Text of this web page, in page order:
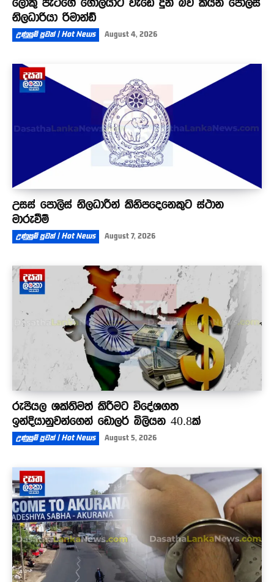
නිලධාරියා රිමාන්ඩ්
උණුසුම් පුවත් | Hot News August 4, 2026
උසස් පොලිස් නිලධාරීන් කිහිපදෙනෙකුට ස්ථාන
මාරුවීම්
උණුසුම් පුවත් | Hot News August 7, 2026
රුපියල ශක්තිමත් කිරීමට විදේශගත
ඉන්දියානුවන්ගෙන් ඩොලර් බිලියන 40.8ක්
උණුසුම් පුවත් | Hot News August 5, 2026